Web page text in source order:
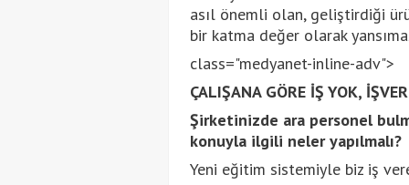
asıl önemli olan, geliştirdiği
bir katma değer olarak
class="medyanet-inline-adv">
ÇALIŞANA GÖRE İŞ YOK,
Şirketinizde ara personel
konuyla ilgili neler yapılmalı?
Yeni eğitim sistemiyle biz iş